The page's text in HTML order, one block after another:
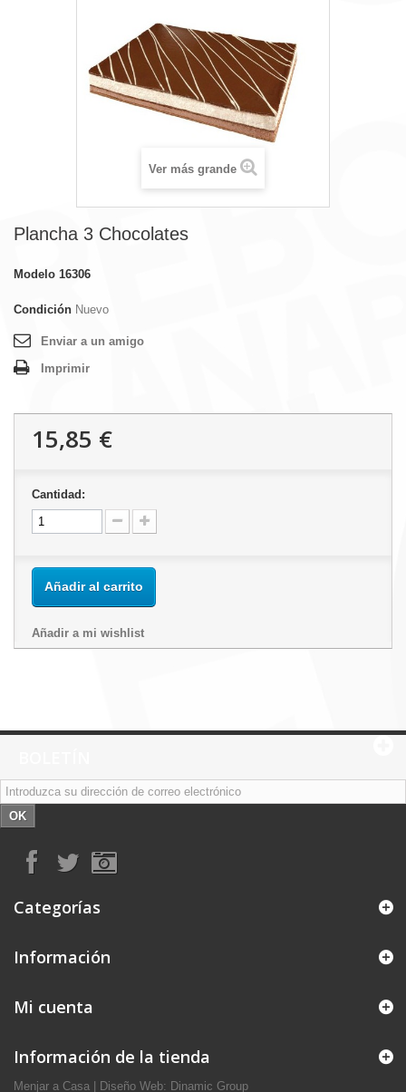
Ver más grande
Plancha 3 Chocolates
Modelo 16306
Condición Nuevo
Enviar a un amigo
Imprimir
15,85 €
Cantidad:
Añadir al carrito
Añadir a mi wishlist
OK
Categorías
Información
Mi cuenta
Información de la tienda
Menjar a Casa Diseño Web: Dinamic Group